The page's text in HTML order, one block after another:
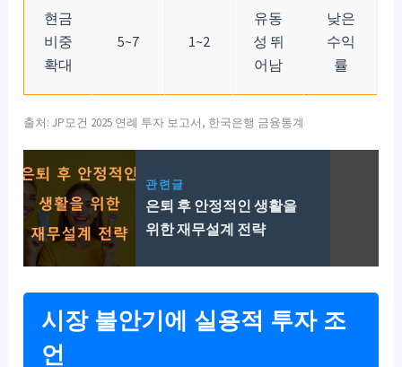
현금
비중
확대
5~7 1~2
유동
성 뛰
어남
낮은
수익
률
출처: JP모건 2025 연례 투자 보고서, 한국은행 금융통계
관련글
은퇴 후 안정적인 생활을
위한 재무설계 전략
시장 불안기에 실용적 투자 조
언